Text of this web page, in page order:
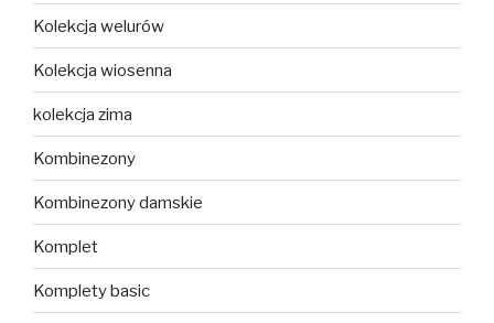
Kolekcja welurów
Kolekcja wiosenna
kolekcja zima
Kombinezony
Kombinezony damskie
Komplet
Komplety basic